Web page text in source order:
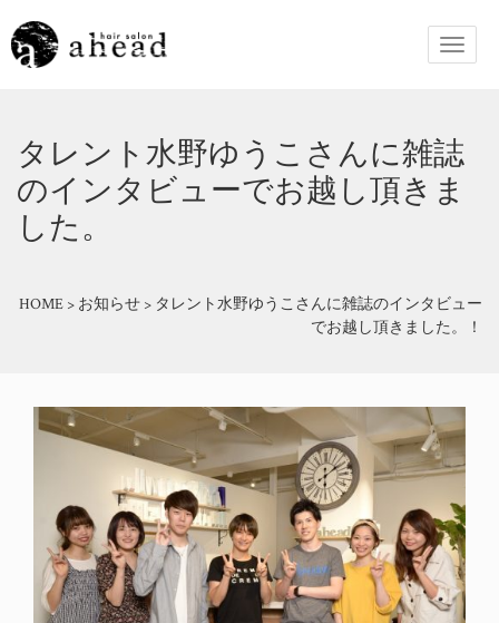
タレント水野ゆうこさんに雑誌
のインタビューでお越し頂きま
した。
HOME > お知らせ > タレント水野ゆうこさんに雑誌のインタビュー
でお越し頂きました。！